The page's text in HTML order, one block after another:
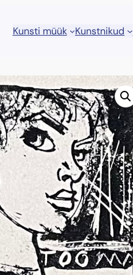
Kunsti müük Kunstnikud